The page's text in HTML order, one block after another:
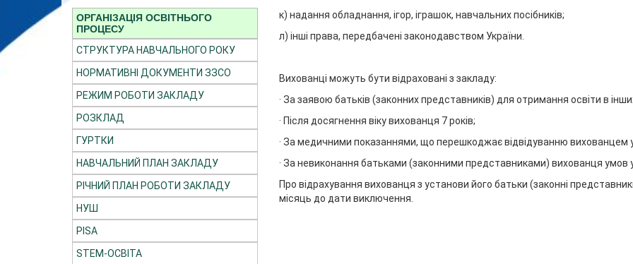
ОРГАНІЗАЦІЯ ОСВІТНЬОГО
ПРОЦЕСУ
СТРУКТУРА НАВЧАЛЬНОГО РОКУ
НОРМАТИВНІ ДОКУМЕНТИ ЗЗСО
РЕЖИМ РОБОТИ ЗАКЛАДУ
РОЗКЛАД
ГУРТКИ
НАВЧАЛЬНИЙ ПЛАН ЗАКЛАДУ
РІЧНИЙ ПЛАН РОБОТИ ЗАКЛАДУ
НУШ
PISA
STEM-ОСВІТА
к) надання обладнання, ігор, іграшок, навчальних посібників;
л) інші права, передбачені законодавством України.
Вихованці можуть бути відраховані з закладу:
· За заявою батьків (законних представників) для отримання освіти в
· Після досягнення віку вихованця 7 років;
· За медичними показаннями, що перешкоджає відвідуванню вихованцем
· За невиконання батьками (законними представниками) вихованця умов
Про відрахування вихованця з установи його батьки (законні
місяць до дати виключення.